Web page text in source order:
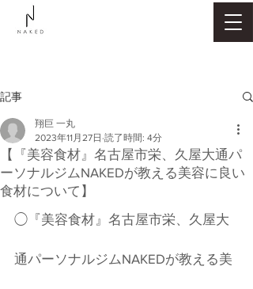
記事
【『美容食材』名古屋市栄、久屋大通パ
ーソナルジムNAKEDが教える美容に良い
食材について】
翔巨 一丸
2023年11月27日 読了時間: 4分
◯『美容食材』名古屋市栄、久屋大
通パーソナルジムNAKEDが教える美